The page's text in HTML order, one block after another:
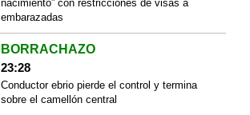
nacimiento” con restricciones de visas a
embarazadas
BORRACHAZO
23:28
Conductor ebrio pierde el control y termina
sobre el camellón central